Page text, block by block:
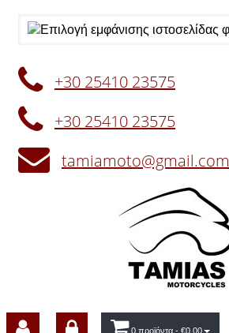
+30 25410 23575
+30 25410 23575
tamiamoto@gmail.com
0 προϊόντα - €0,00